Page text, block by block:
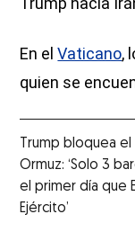
En elVaticano,
quien se
Trump bloquea
Ormuz: ‘Solo 3
el primer día que
Ejército’